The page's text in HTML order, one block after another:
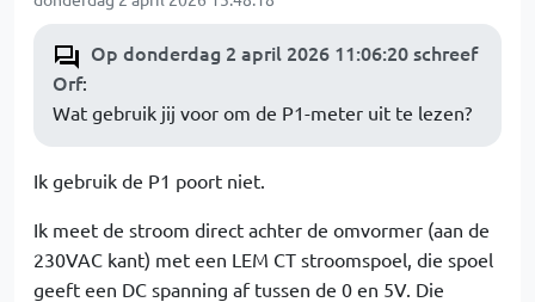
Op donderdag 2 april 2026 11:06:20 schreef
Orf:
Wat gebruik jij voor om de P1-meter uit te lezen?
Ik gebruik de P1 poort niet.
Ik meet de stroom direct achter de omvormer (aan de
230VAC kant) met een LEM CT stroomspoel, die spoel
geeft een DC spanning af tussen de 0 en 5V. Die